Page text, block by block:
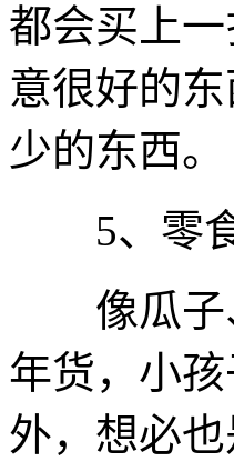
都会买上
意很好的
少的东西。
5、零
像瓜子、
年货，小
外，想必